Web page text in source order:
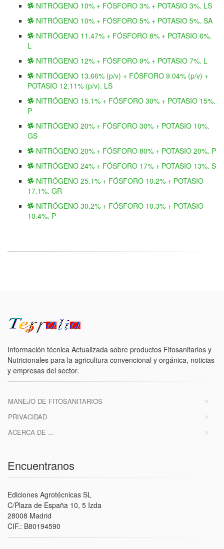
NITRÓGENO 10% + FÓSFORO 3% + POTASIO 3%. LS
NITRÓGENO 10% + FÓSFORO 5% + POTASIO 5%. SA
NITRÓGENO 11.47% + FÓSFORO 8% + POTASIO 6%.
L
NITRÓGENO 12% + FÓSFORO 9% + POTASIO 7%. L
NITRÓGENO 13.66% (p/v) + FÓSFORO 9.04% (p/v) +
POTASIO 12.11% (p/v). LS
NITRÓGENO 15.1% + FÓSFORO 30% + POTASIO 15%.
P
NITRÓGENO 20% + FÓSFORO 30% + POTASIO 10%.
GS
NITRÓGENO 20% + FÓSFORO 80% + POTASIO 20%. P
NITRÓGENO 24% + FÓSFORO 17% + POTASIO 13%. S
NITRÓGENO 25.1% + FÓSFORO 10.2% + POTASIO
17.1%. GR
NITRÓGENO 30.2% + FÓSFORO 10.3% + POTASIO
10.4%. P
Información técnica Actualizada sobre productos Fitosanitarios y
Nutricionales para la agricultura convencional y orgánica, noticias
y empresas del sector.
MANEJO DE FITOSANITARIOS
PRIVACIDAD
ACERCA DE ...
Encuentranos
Ediciones Agrotécnicas SL
C/Plaza de España 10, 5 Izda
28008 Madrid
CIF.: B80194590